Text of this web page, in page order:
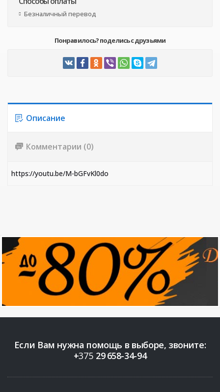
Безналичный перевод
Понравилось? поделись с друзьями
Описание
Комментарии (0)
https://youtu.be/M-bGFvKl0do
Если Вам нужна помощь в выборе, звоните:
+375 29658-34-94